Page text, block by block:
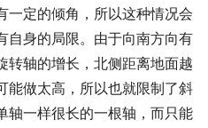
一定的倾角，所以这种情况会
自身的局限。由于向南方向有
转轴的增长，北侧距离地面越
能做太高，所以也就限制了斜
轴一样很长的一根轴，而只能